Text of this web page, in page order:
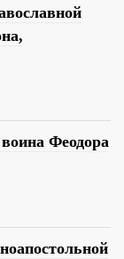
Феодора